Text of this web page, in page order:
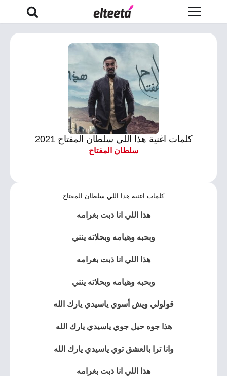
كلمات اغنية هذا اللي سلطان المفتاح 2021
سلطان المفتاح
كلمات اغنية هذا اللي سلطان المفتاح
هذا اللي انا ذبت بغرامه
وبحبه وهيامه وبحلاته ينني
هذا اللي انا ذبت بغرامه
وبحبه وهيامه وبحلاته ينني
قولولي ويش أسوي ياسيدي يارك الله
هذا جوه حيل جوي ياسيدي يارك الله
وانا ترا بالعشق توي ياسيدي يارك الله
هذا اللي انا ذبت بغرامه